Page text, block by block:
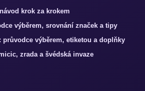
krok za krokem
výběrem, srovnání značek a tipy
výběrem, etiketou a doplňky
zrada a švédská invaze